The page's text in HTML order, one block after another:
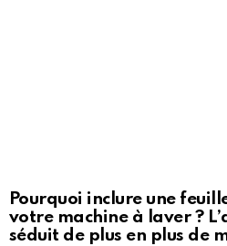
Pourquoi inclure une
votre machine à laver ?
séduit de plus en plus de